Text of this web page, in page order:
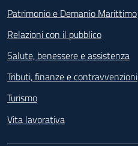
Patrimonio e Demanio Marittimo
Relazioni con il pubblico
Salute, benessere e assistenza
Tributi, finanze e contravvenzioni
Turismo
Vita lavorativa